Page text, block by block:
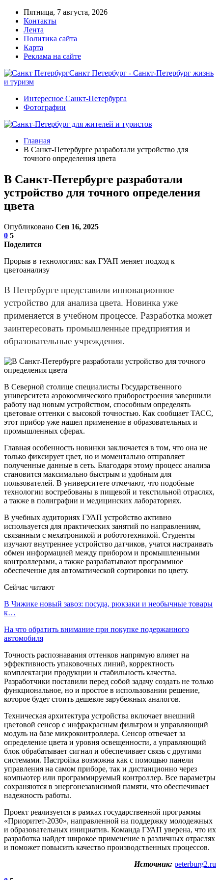
Пятница, 7 августа, 2026
Контакты
Лента
Политика сайта
Карта
Реклама на сайте
Санкт Петербург - Санкт-Петербург жизнь
и туризм
Интересное Санкт-Петербурга
Фотографии
Главная
В Санкт-Петербурге разработали устройство для
точного определения цвета
В Санкт-Петербурге разработали
устройство для точного определения
цвета
Опубликовано Сен 16, 2025
0 5
Поделится
Прорыв в технологиях: как ГУАП меняет подход к
цветоанализу
В Петербурге представили инновационное
устройство для анализа цвета. Новинка уже
применяется в учебном процессе. Разработка может
заинтересовать промышленные предприятия и
образовательные учреждения.
В Северной столице специалисты Государственного
университета аэрокосмического приборостроения завершили
работу над новым устройством, способным определять
цветовые оттенки с высокой точностью. Как сообщает ТАСС,
этот прибор уже нашел применение в образовательных и
промышленных сферах.
Главная особенность новинки заключается в том, что она не
только фиксирует цвет, но и моментально отправляет
полученные данные в сеть. Благодаря этому процесс анализа
становится максимально быстрым и удобным для
пользователей. В университете отмечают, что подобные
технологии востребованы в пищевой и текстильной отраслях,
а также в полиграфии и медицинских лабораториях.
В учебных аудиториях ГУАП устройство активно
используется для практических занятий по направлениям,
связанным с мехатроникой и робототехникой. Студенты
изучают внутреннее устройство датчиков, учатся настраивать
обмен информацией между прибором и промышленными
контроллерами, а также разрабатывают программное
обеспечение для автоматической сортировки по цвету.
Сейчас читают
В Чижике новый завоз: посуда, рюкзаки и необычные товары
к…
На что обратить внимание при покупке подержанного
автомобиля
Точность распознавания оттенков напрямую влияет на
эффективность упаковочных линий, корректность
комплектации продукции и стабильность качества.
Разработчики поставили перед собой задачу создать не только
функциональное, но и простое в использовании решение,
которое будет стоить дешевле зарубежных аналогов.
Техническая архитектура устройства включает внешний
цветовой сенсор с инфракрасным фильтром и управляющий
модуль на базе микроконтроллера. Сенсор отвечает за
определение цвета и уровня освещенности, а управляющий
блок обрабатывает сигнал и обеспечивает связь с другими
системами. Настройка возможна как с помощью панели
управления на самом приборе, так и дистанционно через
компьютер или программируемый контроллер. Все параметры
сохраняются в энергонезависимой памяти, что обеспечивает
надежность работы.
Проект реализуется в рамках государственной программы
«Приоритет-2030», направленной на поддержку молодежных
и образовательных инициатив. Команда ГУАП уверена, что их
разработка найдет широкое применение в различных отраслях
и поможет повысить качество производственных процессов.
Источник: peterburg2.ru